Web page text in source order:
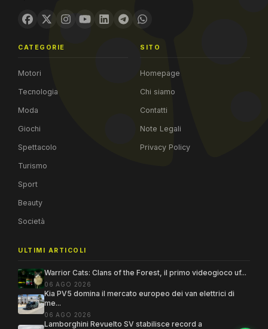
CATEGORIE
Motori
Tecnologia
Moda
Giochi
Spettacolo
Turismo
Sport
Beauty
Società
SITO
Homepage
Chi siamo
Contatti
Note Legali
Privacy Policy
ULTIMI ARTICOLI
Warrior Cats: Clans of the Forest, il primo videogioco uf...
06 AGO 2026
Kia PV5 domina il mercato europeo dei van elettrici di
me...
06 AGO 2026
Lamborghini Revuelto SV stabilisce record a